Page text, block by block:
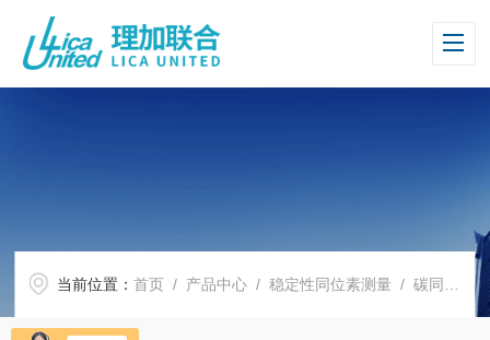
当前位置：首页 / 产品中心 /稳定性同位素测量 /碳同位素 /